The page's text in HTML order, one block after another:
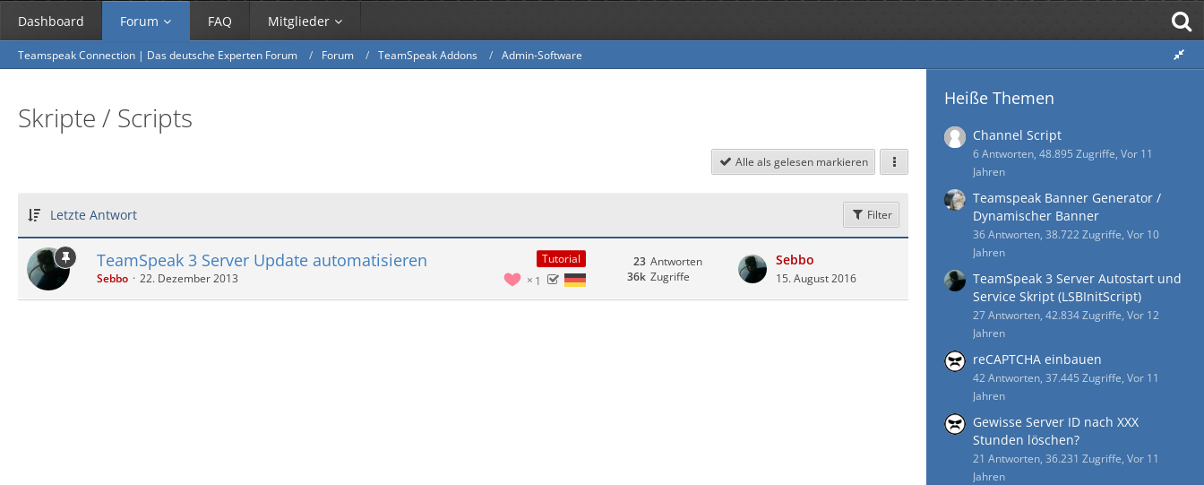
Dashboard Forum FAQ Mitglieder
Teamspeak Connection | Das deutsche Experten Forum Forum TeamSpeak Addons Admin-Software
Skripte / Scripts
Alle als gelesen markieren
Letzte Antwort Filter
Tutorial
TeamSpeak 3 Server Update automatisieren
1
Sebbo 22. Dezember 2013
Antworten
23
Zugriffe
36k
Sebbo
15. August 2016
Heiße Themen
Channel Script
6 Antworten, 48.895 Zugriffe, Vor 11
Jahren
Teamspeak Banner Generator /
Dynamischer Banner
36 Antworten, 38.722 Zugriffe, Vor 10
Jahren
TeamSpeak 3 Server Autostart und
Service Skript (LSBInitScript)
27 Antworten, 42.834 Zugriffe, Vor 12
Jahren
reCAPTCHA einbauen
42 Antworten, 37.445 Zugriffe, Vor 11
Jahren
Gewisse Server ID nach XXX
Stunden löschen?
21 Antworten, 36.231 Zugriffe, Vor 11
Jahren